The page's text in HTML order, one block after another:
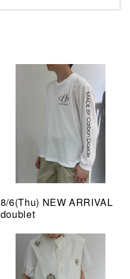
8/6(Thu) NEW ARRIVAL
doublet